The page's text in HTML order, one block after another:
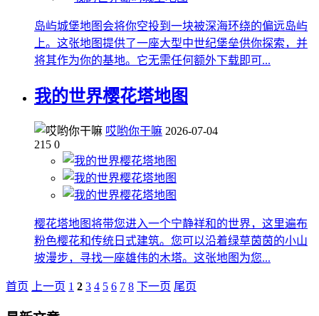
岛屿城堡地图会将你空投到一块被深海环绕的偏远岛屿
上。这张地图提供了一座大型中世纪堡垒供你探索，并
将其作为你的基地。它无需任何额外下载即可...
我的世界樱花塔地图
哎哟你干嘛 2026-07-04
215 0
樱花塔地图将带您进入一个宁静祥和的世界，这里遍布
粉色樱花和传统日式建筑。您可以沿着绿草茵茵的小山
坡漫步，寻找一座雄伟的木塔。这张地图为您...
首页 上一页 1 2 3 4 5 6 7 8 下一页 尾页